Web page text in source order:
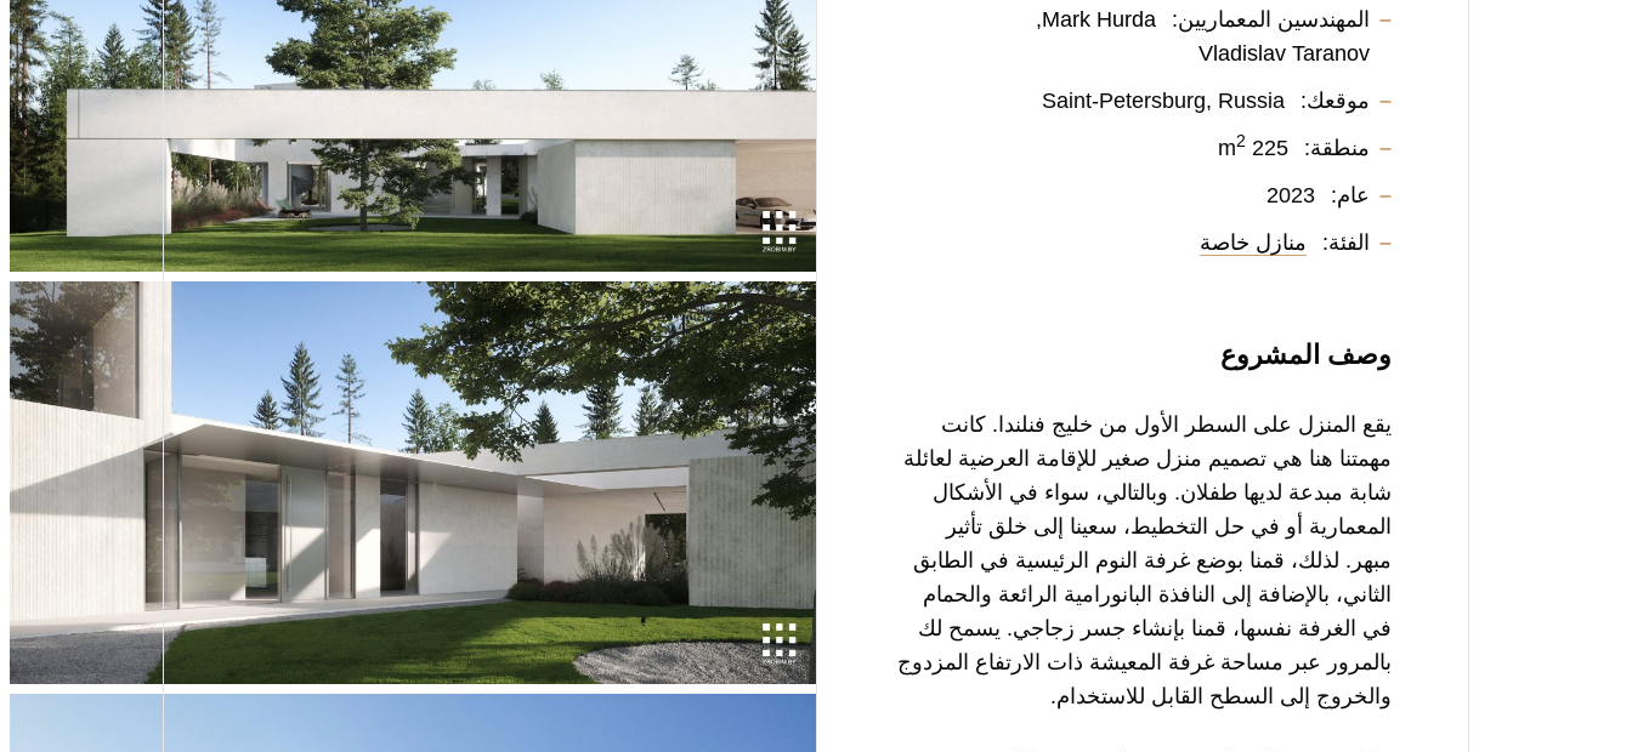
المهندسين المعماريين:
Mark Hurda
Vladislav Taranov
موقعك:
Saint-Petersburg, Russia
منطقة:
225 m
2
عام:
2023
الفئة:
منازل خاصة
وصف المشروع
يقع المنزل على السطر الأول من خليج فنلندا. كانت
مهمتنا هنا هي تصميم منزل صغير للإقامة العرضية لعائلة
شابة مبدعة لديها طفلان. وبالتالي، سواء في الأشكال
المعمارية أو في حل التخطيط، سعينا إلى خلق تأثير
مبهر. لذلك، قمنا بوضع غرفة النوم الرئيسية في الطابق
الثاني، بالإضافة إلى النافذة البانورامية الرائعة والحمام
في الغرفة نفسها، قمنا بإنشاء جسر زجاجي. يسمح لك
بالمرور عبر مساحة غرفة المعيشة ذات الارتفاع المزدوج
والخروج إلى السطح القابل للاستخدام.